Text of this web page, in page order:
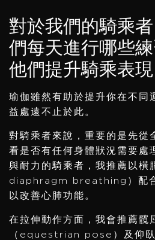
對於我們的騎乘
們每天進行哪些
他們提升騎乘表現
瑜伽雖然有助於提升你在不同
益處遠不止於此。
對騎乘者來說，重要的是先從
看是否有任何身體狀況需要處
與耐力的騎乘者，我推薦以橫
diaphragm breathing）配
以改善心肺功能。
在拉伸動作方面，我會推薦髖
（equestrian pose）及仰